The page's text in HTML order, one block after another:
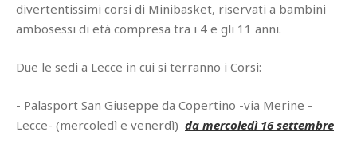
divertentissimi corsi di Minibasket, riservati a bambini
ambosessi di età compresa tra i 4 e gli 11 anni.
Due le sedi a Lecce in cui si terranno i Corsi:
- Palasport San Giuseppe da Copertino -via Merine -
Lecce- (mercoledì e venerdì) da mercoledì 16 settembre